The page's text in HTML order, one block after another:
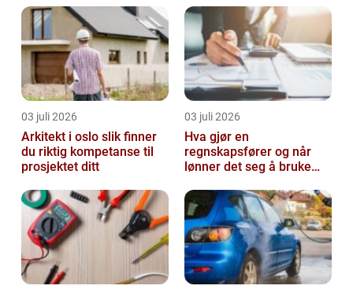
03 juli 2026
Arkitekt i oslo slik finner
du riktig kompetanse til
prosjektet ditt
03 juli 2026
Hva gjør en
regnskapsfører og når
lønner det seg å bruke